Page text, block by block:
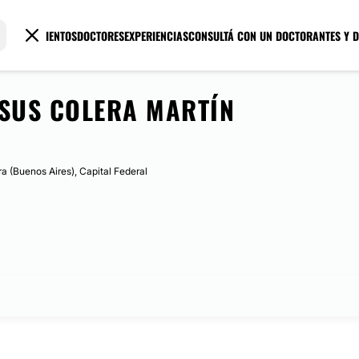
TRATAMIENTOSDOCTORESEXPERIENCIASCONSULTÁ CON UN DOCTORANTES Y
COLERA MARTÍN
(Buenos Aires), Capital Federal